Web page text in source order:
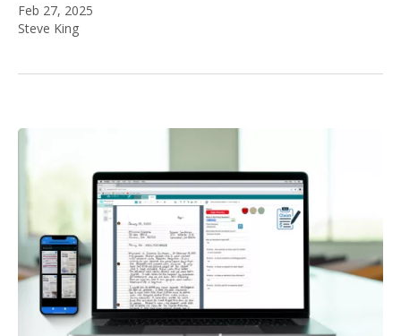
Feb 27, 2025
Steve King